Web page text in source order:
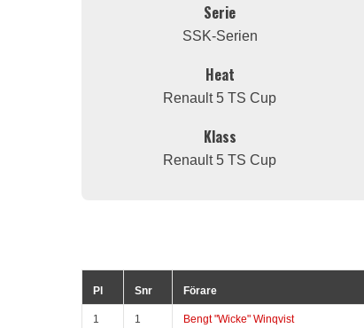
Serie
SSK-Serien
Heat
Renault 5 TS Cup
Klass
Renault 5 TS Cup
Pl Snr Förare
1 1 Bengt "Wicke" Winqvist